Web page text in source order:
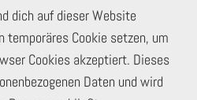
dich auf dieser Website
temporäres Cookie setzen, um
Cookies akzeptiert. Dieses
Daten und wird